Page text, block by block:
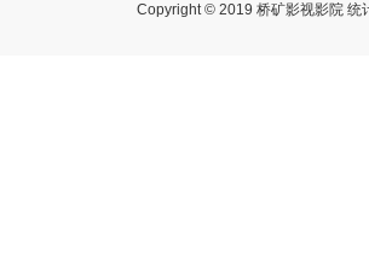
Copyright © 2019 桥矿影视影院 统